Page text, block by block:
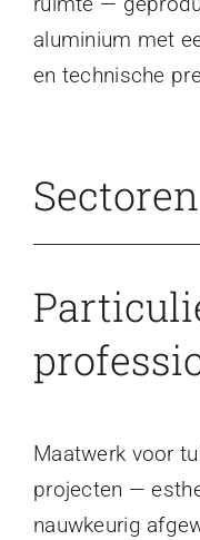
aluminium met
en technische
Sectoren
Maatwerk voor
projecten —
nauwkeurig